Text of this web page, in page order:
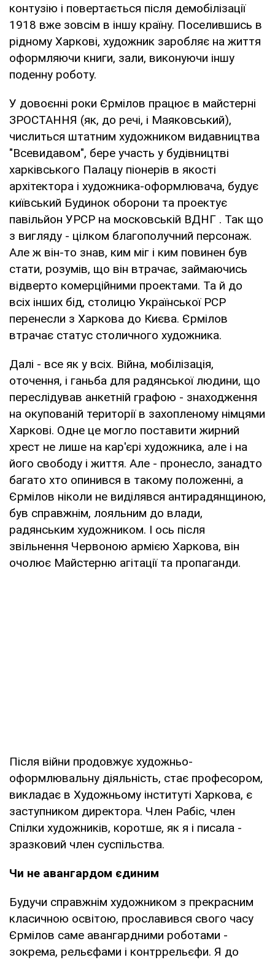
контузію і повертається після демобілізації
1918 вже зовсім в іншу країну. Поселившись в
рідному Харкові, художник заробляє на життя
оформляючи книги, зали, виконуючи іншу
поденну роботу.
У довоєнні роки Єрмілов працює в майстерні
ЗРОСТАННЯ (як, до речі, і Маяковський),
числиться штатним художником видавництва
"Всевидавом", бере участь у будівництві
харківського Палацу піонерів в якості
архітектора і художника-оформлювача, будує
київський Будинок оборони та проектує
павільйон УРСР на московській ВДНГ . Так що
з вигляду - цілком благополучний персонаж.
Але ж він-то знав, ким міг і ким повинен був
стати, розумів, що він втрачає, займаючись
відверто комерційними проектами. Та й до
всіх інших бід, столицю Української РСР
перенесли з Харкова до Києва. Єрмілов
втрачає статус столичного художника.
Далі - все як у всіх. Війна, мобілізація,
оточення, і ганьба для радянської людини, що
переслідував анкетній графою - знаходження
на окупованій території в захопленому німцями
Харкові. Одне це могло поставити жирний
хрест не лише на кар'єрі художника, але і на
його свободу і життя. Але - пронесло, занадто
багато хто опинився в такому положенні, а
Єрмілов ніколи не виділявся антирадянщиною,
був справжнім, лояльним до влади,
радянським художником. І ось після
звільнення Червоною армією Харкова, він
очолює Майстерню агітації та пропаганди.
Після війни продовжує художньо-
оформлювальну діяльність, стає професором,
викладає в Художньому інституті Харкова, є
заступником директора. Член Рабіс, член
Спілки художників, коротше, як я і писала -
зразковий член суспільства.
Чи не авангардом єдиним
Будучи справжнім художником з прекрасним
класичною освітою, прославився свого часу
Єрмілов саме авангардними роботами -
зокрема, рельєфами і контррельєфи. Я до